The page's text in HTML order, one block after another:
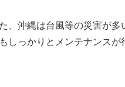
、沖縄は台風等の災害が
しっかりとメンテナンスが